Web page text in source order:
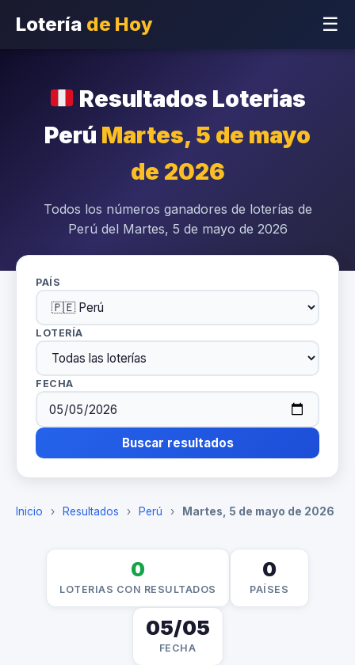
Lotería de Hoy ☰
Resultados Loterias
Perú Martes, 5 de mayo
de 2026
Todos los números ganadores de loterías de
Perú del Martes, 5 de mayo de 2026
PAÍS
LOTERÍA
FECHA
Buscar resultados
Inicio › Resultados › Perú › Martes, 5 de mayo de 2026
0
LOTERIAS CON RESULTADOS
0
PAÍSES
05/05
FECHA